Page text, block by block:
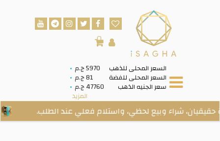
السعر المحلى للذهب 5970 ج.م
السعر المحلى للفضة 81 ج.م
سعر الجنيه الذهب 47760 ج.م
المزيد
0
فى شراء وبيع لحظي، واستلام فعلي عند الطلب.